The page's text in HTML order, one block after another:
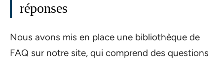
réponses
Nous avons mis en place une bibliothèque de
FAQ sur notre site, qui comprend des questions